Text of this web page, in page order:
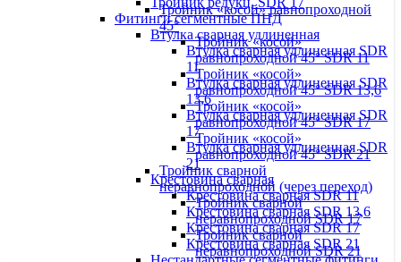
Фитинги сегментные ПНД
Втулка сварная удлиненная
Втулка сварная удлиненная SDR
11
Втулка сварная удлиненная SDR
13,6
Втулка сварная удлиненная SDR
17
Втулка сварная удлиненная SDR
21
Крестовина сварная
Крестовина сварная SDR 11
Крестовина сварная SDR 13,6
Крестовина сварная SDR 17
Крестовина сварная SDR 21
Тройник «косой» равнопроходной
45°
Тройник «косой»
равнопроходной 45° SDR 11
Тройник «косой»
равнопроходной 45° SDR 13,6
Тройник «косой»
равнопроходной 45° SDR 17
Тройник «косой»
равнопроходной 45° SDR 21
Тройник сварной
неравнопроходной (через переход)
Тройник сварной
неравнопроходной SDR 17
Тройник сварной
неравнопроходной SDR 21